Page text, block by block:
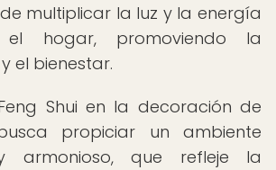
multiplicar la luz y la energía
hogar, promoviendo la
el bienestar.
Shui en la decoración de
propiciar un ambiente
armonioso, que refleje la